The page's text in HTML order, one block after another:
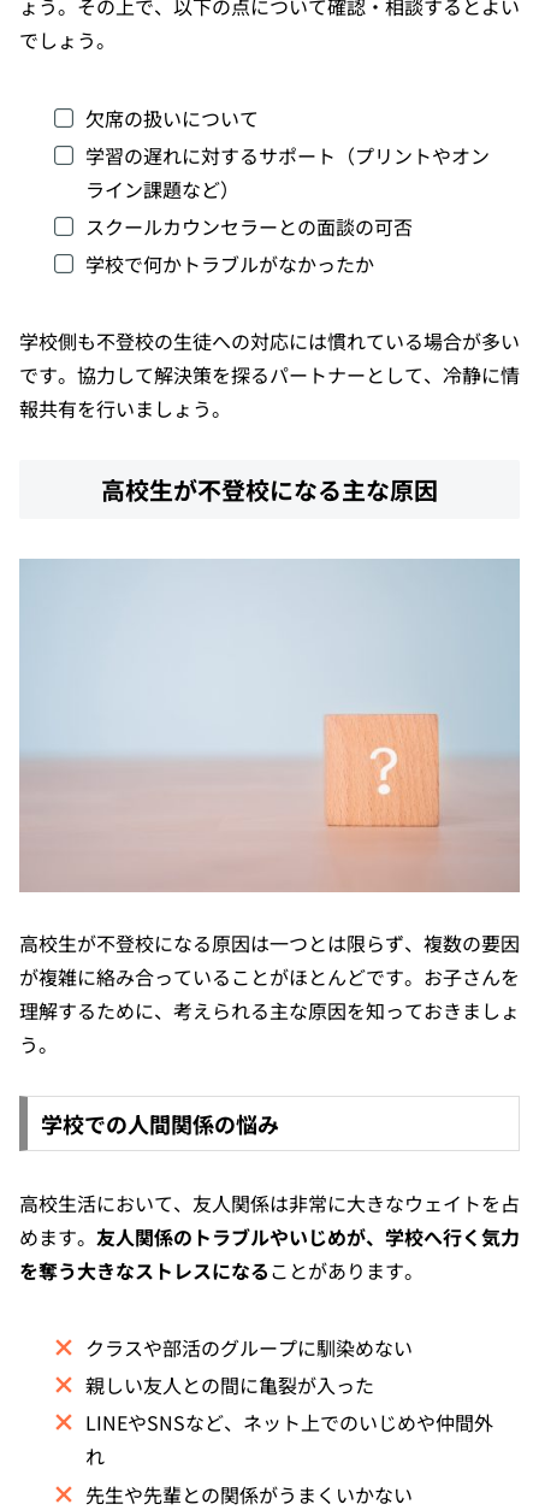
ょう。その上で、以下の点について確認・相談するとよい
でしょう。
欠席の扱いについて
学習の遅れに対するサポート（プリントやオン
ライン課題など）
スクールカウンセラーとの面談の可否
学校で何かトラブルがなかったか
学校側も不登校の生徒への対応には慣れている場合が多い
です。協力して解決策を探るパートナーとして、冷静に情
報共有を行いましょう。
高校生が不登校になる主な原因
高校生が不登校になる原因は一つとは限らず、複数の要因
が複雑に絡み合っていることがほとんどです。お子さんを
理解するために、考えられる主な原因を知っておきましょ
う。
学校での人間関係の悩み
高校生活において、友人関係は非常に大きなウェイトを占
めます。 友人関係のトラブルやいじめが、学校へ行く気力
を奪う大きなストレスになることがあります。
クラスや部活のグループに馴染めない
親しい友人との間に亀裂が入った
LINEやSNSなど、ネット上でのいじめや仲間外
れ
先生や先輩との関係がうまくいかない